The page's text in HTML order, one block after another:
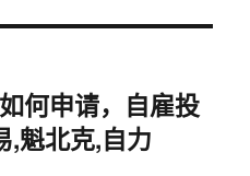
何申请，自雇投
,魁北克,自力